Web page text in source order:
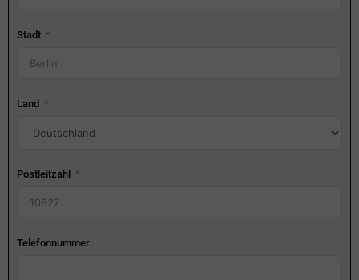
Stadt
Land
Postleitzahl
Telefonnummer